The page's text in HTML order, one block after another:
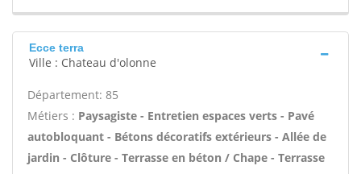
Ecce terra
Ville : Chateau d'olonne
Département: 85
Métiers : Paysagiste - Entretien espaces verts - Pavé
autobloquant - Bétons décoratifs extérieurs - Allée de
jardin - Clôture - Terrasse en béton / Chape - Terrasse